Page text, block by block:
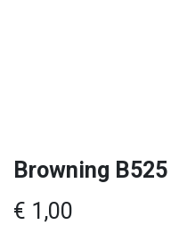
Browning B525
€ 1,00